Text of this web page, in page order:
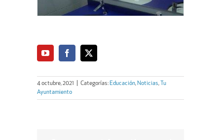
4 octubre, 2021 Categorías: Educación, Noticias,
Tu
Ayuntamiento